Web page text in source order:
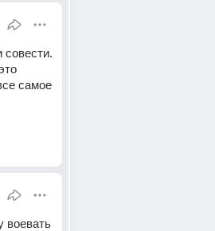
совести.
самое
воевать